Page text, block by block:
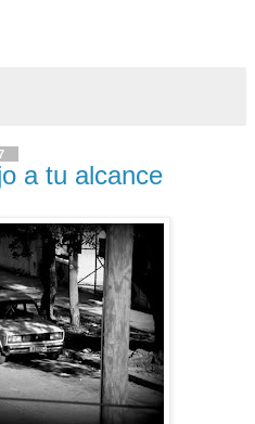
a tu alcance